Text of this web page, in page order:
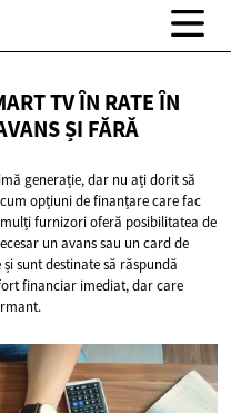
TV ÎN RATE ÎN
ȘI FĂRĂ
generație, dar nu ați dorit să
opțiuni de finanțare care fac
furnizori oferă posibilitatea de
un avans sau un card de
sunt destinate să răspundă
financiar imediat, dar care